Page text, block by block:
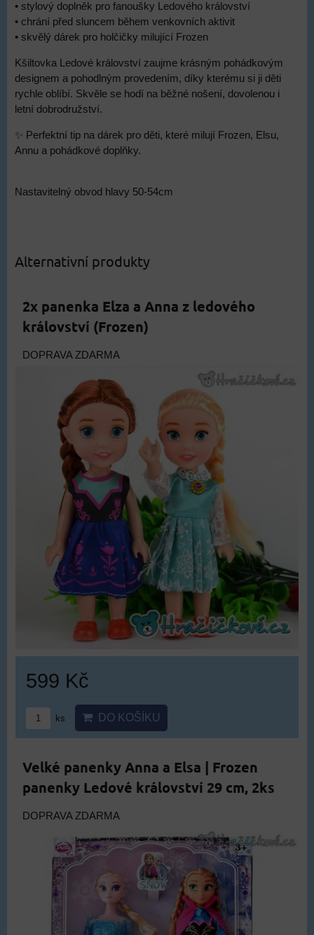
• stylový doplněk pro fanoušky Ledového království
• chrání před sluncem během venkovních aktivit
• skvělý dárek pro holčičky milující Frozen
Kšiltovka Ledové království zaujme krásným pohádkovým
designem a pohodlným provedením, díky kterému si ji děti
rychle oblíbí. Skvěle se hodí na běžné nošení, dovolenou i
letní dobrodružství.
✨ Perfektní tip na dárek pro děti, které milují Frozen, Elsu,
Annu a pohádkové doplňky.
Nastavitelný obvod hlavy 50-54cm
Alternativní produkty
2x panenka Elza a Anna z ledového
království (Frozen)
DOPRAVA ZDARMA
599 Kč
ks DO KOŠÍKU
Velké panenky Anna a Elsa | Frozen
panenky Ledové království 29 cm, 2ks
DOPRAVA ZDARMA